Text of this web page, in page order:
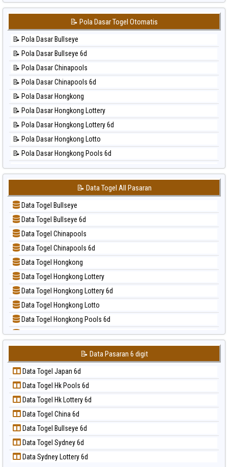
⚽ Bola Hitam Sydney Lottery 6d
⚽ Bola Hitam Sydney Lotto
⚽ Bola Hitam Sydney Pools 6d
⚽ Bola Hitam Taipei
⚽ Bola Hitam Taiwan
📊 Statistik Japan
📊 Statistik Japan 6d
📊 Statistik Korea
📊 Statistik Kuda Lari
📊 Statistik Magnum Cambodia
📊 Statistik Nagoya
📊 Statistik New York Midday
📊 Statistik North Carolina Day
📊 Statistik Pcso
📊 Statistik Pennsylvania Day
📊 Statistik Sao Paulo
📊 Statistik Singapore
📊 Statistik Sydney
📊 Statistik Sydney Lottery
📊 Statistik Sydney Lottery 6d
📊 Statistik Sydney Lotto
📊 Statistik Sydney Pools 6d
📊 Statistik Taipei
📊 Statistik Taiwan
📝 Pola Dasar Togel Otomatis
📝 Pola Dasar Bullseye
📝 Pola Dasar Bullseye 6d
📝 Pola Dasar Chinapools
📝 Pola Dasar Chinapools 6d
📝 Pola Dasar Hongkong
📝 Pola Dasar Hongkong Lottery
📝 Pola Dasar Hongkong Lottery 6d
📝 Pola Dasar Hongkong Lotto
📝 Pola Dasar Hongkong Pools 6d
📝 Pola Dasar Japan
📝 Pola Dasar Japan 6d
📝 Pola Dasar Korea
📝 Pola Dasar Kuda Lari
📝 Pola Dasar Magnum Cambodia
📝 Pola Dasar Nagoya
📝 Pola Dasar North Carolina Day
📝 Pola Dasar Pcso
📝 Pola Dasar Sao Paulo
📝 Pola Dasar Singapore
📝 Pola Dasar Sydney
📝 Pola Dasar Sydney Lottery
📝 Pola Dasar Sydney Lottery 6d
📝 Pola Dasar Sydney Lotto
📝 Pola Dasar Sydney Pools 6d
📝 Pola Dasar Taipei
📝 Pola Dasar Taiwan
📝 Data Togel All Pasaran
Data Togel Bullseye
Data Togel Bullseye 6d
Data Togel Chinapools
Data Togel Chinapools 6d
Data Togel Hongkong
Data Togel Hongkong Lottery
Data Togel Hongkong Lottery 6d
Data Togel Hongkong Lotto
Data Togel Hongkong Pools 6d
Data Togel Japan
Data Togel Japan 6d
Data Togel Korea
Data Togel Kuda Lari
Data Togel Magnum Cambodia
Data Togel Nagoya
Data Togel North Carolina Day
Data Togel Pcso
Data Togel Sao Paulo
Data Togel Singapore
📝 Data Pasaran 6 digit
Data Togel Japan 6d
Data Togel Hk Pools 6d
Data Togel Hk Lottery 6d
Data Togel China 6d
Data Togel Bullseye 6d
Data Togel Sydney 6d
Data Sydney Lottery 6d